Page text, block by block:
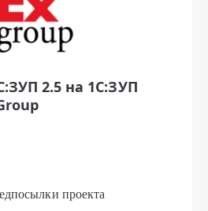
2.5 на 1С:ЗУП
проекта